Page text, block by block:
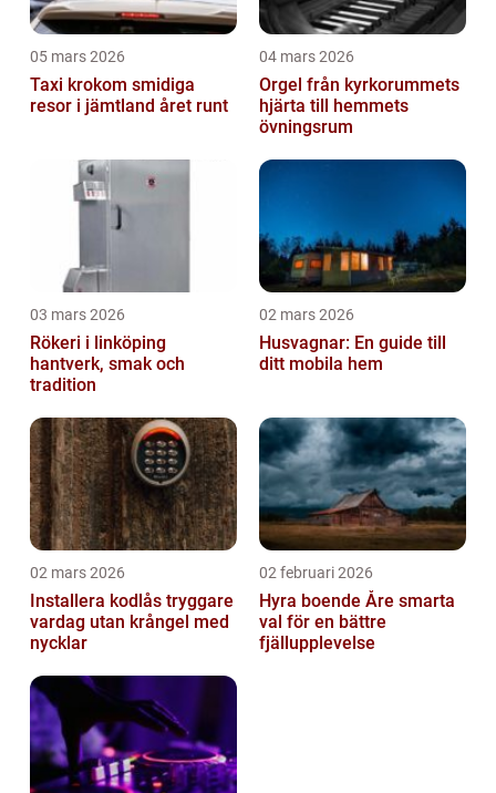
05 mars 2026
Taxi krokom smidiga
resor i jämtland året runt
04 mars 2026
Orgel från kyrkorummets
hjärta till hemmets
övningsrum
03 mars 2026
Rökeri i linköping
hantverk, smak och
tradition
02 mars 2026
Husvagnar: En guide till
ditt mobila hem
02 mars 2026
Installera kodlås tryggare
vardag utan krångel med
nycklar
02 februari 2026
Hyra boende Åre smarta
val för en bättre
fjällupplevelse